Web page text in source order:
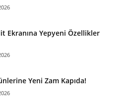
Ekranına Yepyeni Özellikler
Yeni Zam Kapıda!